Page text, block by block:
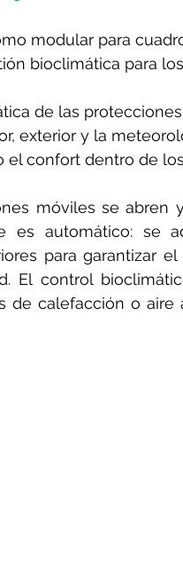
modular para
bioclimática para
de las
exterior y la
confort dentro de
móviles se abren
es automático: se
para garantizar
El control
de calefacción o